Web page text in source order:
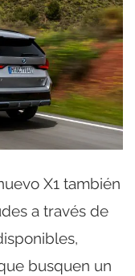
X1 también
a través de
busquen un